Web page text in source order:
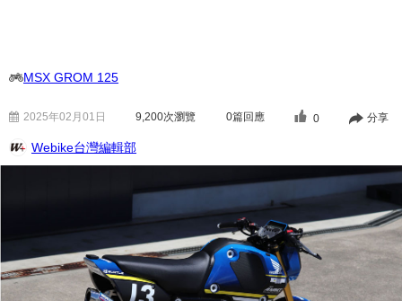
MSX GROM 125
2025年02月01日 9,200次瀏覽 0篇回應 0 分享
Webike台灣編輯部